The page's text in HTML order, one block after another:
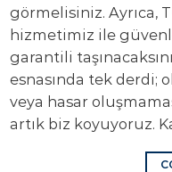
görmelisiniz. Ayrıca,
hizmetimiz ile
garantili
esnasında tek derdi;
veya hasar
artık biz koyuyoruz.